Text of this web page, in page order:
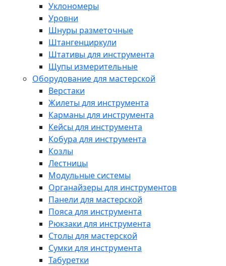
Уклономеры
Уровни
Шнуры разметочные
Штангенциркули
Штативы для инструмента
Щупы измерительные
Оборудование для мастерской
Верстаки
Жилеты для инструмента
Карманы для инструмента
Кейсы для инструмента
Кобура для инструмента
Козлы
Лестницы
Модульные системы
Органайзеры для инструментов
Панели для мастерской
Пояса для инструмента
Рюкзаки для инструмента
Столы для мастерской
Сумки для инструмента
Табуретки